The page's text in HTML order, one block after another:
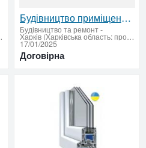
купити)
Будівництво приміщень – від фундаменту до покрівлі
Будівництво та ремонт-
Харків (Харківська область: продати купити)
17/01/2025
Договірна